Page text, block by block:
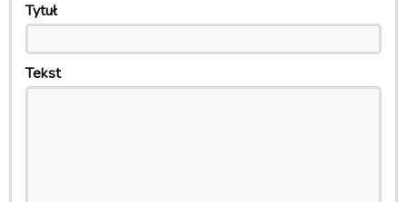
Tytuł
Tekst